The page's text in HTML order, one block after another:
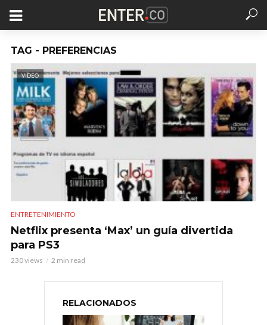
TAG - PREFERENCIAS
VIDEO
ENTRETENIMIENTO
Netflix presenta ‘Max’ un guía divertida
para PS3
230 views 2 min read
RELACIONADOS